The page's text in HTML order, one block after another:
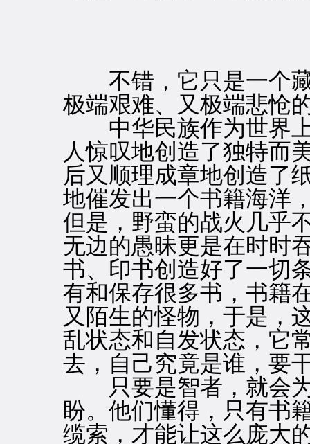
不错，它只是一个藏
极端艰难、又极端悲怆
中华民族作为世界上
人惊叹地创造了独特而
后又顺理成章地创造了
地催发出一个书籍海洋
但是，野蛮的战火几乎
无边的愚昧更是在时时
书、印书创造好了一切
有和保存很多书，书籍
又陌生的怪物，于是，
乱状态和自发状态，它
去，自己究竟是谁，要
只要是智者，就会为
盼。他们懂得，只有书
缆索，才能让这么庞大